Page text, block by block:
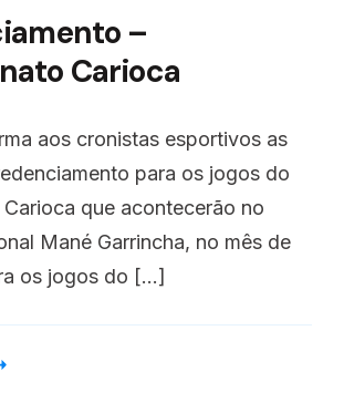
–
Carioca
aos cronistas esportivos as
para os jogos do
que acontecerão no
Mané Garrincha, no mês de
os jogos do […]